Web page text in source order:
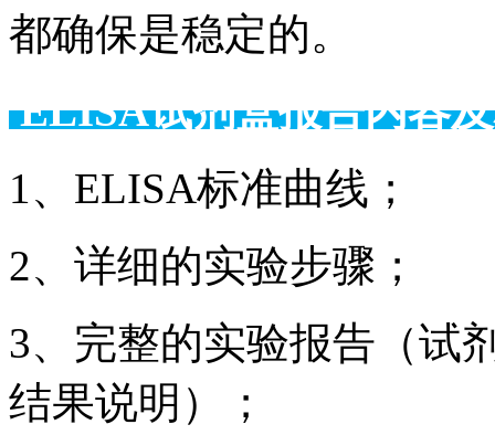
都确保是稳定的。
ELISA试剂盒报告内
1、ELISA标准曲线；
2、详细的实验步骤；
3、完整的实验报告（试
结果说明）；